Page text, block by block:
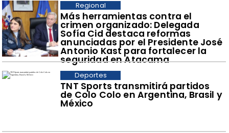
​Más herramientas contra el
crimen organizado: Delegada
Sofía Cid destaca reformas
anunciadas por el Presidente José
Antonio Kast para fortalecer la
seguridad en Atacama
Regional
TNT Sports transmitirá partidos
de Colo Colo en Argentina, Brasil y
México
Deportes